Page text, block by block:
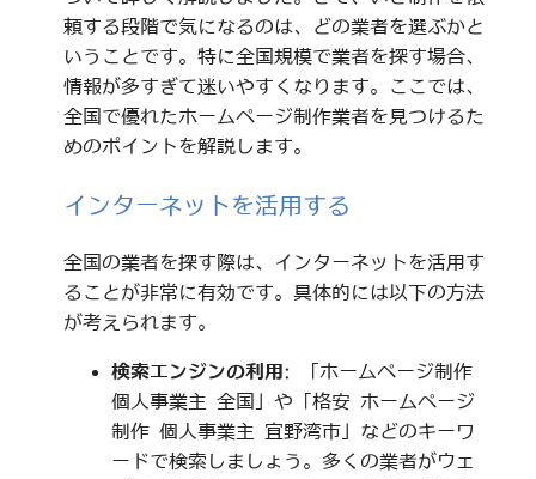
頼する段階で気になるのは、どの業者を選ぶかと
いうことです。特に全国規模で業者を探す場合、
情報が多すぎて迷いやすくなります。ここでは、
全国で優れたホームページ制作業者を見つけるた
めのポイントを解説します。
インターネットを活用する
全国の業者を探す際は、インターネットを活用す
ることが非常に有効です。具体的には以下の方法
が考えられます。
検索エンジンの利用 : 「ホームページ制作
個人事業主 全国」や「格安 ホームページ
制作 個人事業主 宜野湾市」などのキーワ
ードで検索しましょう。多くの業者がウェ